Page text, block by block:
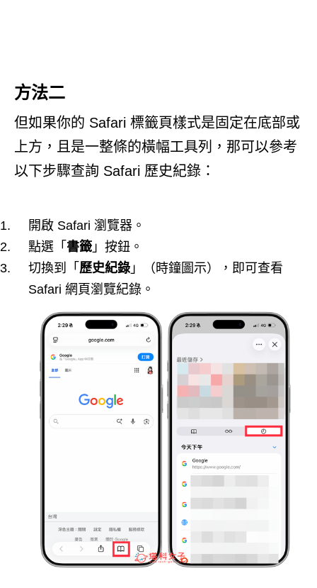
方法二
但如果你的 Safari 標籤頁樣式是固定在底部或
上方，且是一整條的橫幅工具列，那可以參考
以下步驟查詢 Safari 歷史紀錄：
開啟 Safari 瀏覽器。
點選「 書籤 」按鈕。
切換到「 歷史紀錄 」（時鐘圖示），即可查看
Safari 網頁瀏覽紀錄。